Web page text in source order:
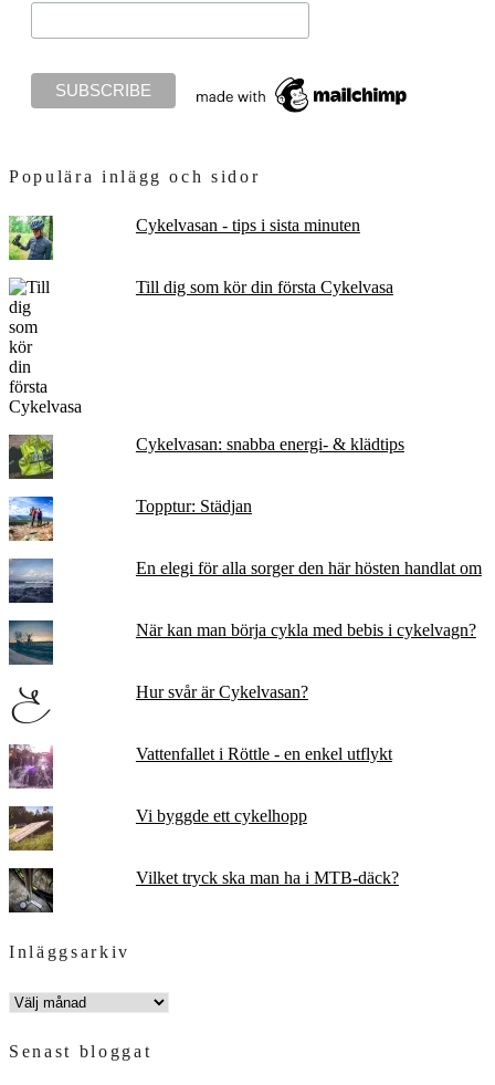
Populära inlägg och sidor
Cykelvasan - tips i sista minuten
Till dig som kör din första Cykelvasa
Cykelvasan: snabba energi- & klädtips
Topptur: Städjan
En elegi för alla sorger den här hösten handlat om
När kan man börja cykla med bebis i cykelvagn?
Hur svår är Cykelvasan?
Vattenfallet i Röttle - en enkel utflykt
Vi byggde ett cykelhopp
Vilket tryck ska man ha i MTB-däck?
Inläggsarkiv
INLÄGGSARKIV
Senast bloggat